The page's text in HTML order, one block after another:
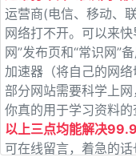
运营商(电信、移动、
网络打不开。可以来快
网”发布页和“常识网”
加速器（将自己的网络
部分网站需要科学上
你真的用于学习资料的
以上三点均能解决
可在线留言，着急的话